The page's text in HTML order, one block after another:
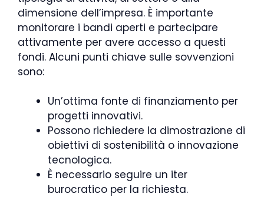
dimensione dell’impresa. È importante
monitorare i bandi aperti e partecipare
attivamente per avere accesso a questi
fondi. Alcuni punti chiave sulle sovvenzioni
sono:
Un’ottima fonte di finanziamento per
progetti innovativi.
Possono richiedere la dimostrazione di
obiettivi di sostenibilità o innovazione
tecnologica.
È necessario seguire un iter
burocratico per la richiesta.